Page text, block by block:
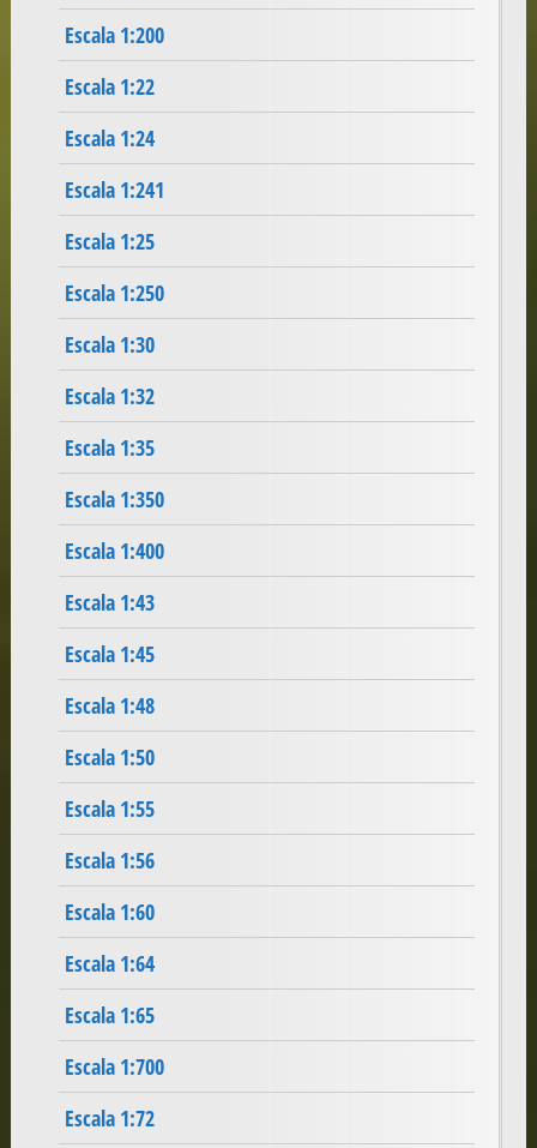
Escala 1:200
Escala 1:22
Escala 1:24
Escala 1:241
Escala 1:25
Escala 1:250
Escala 1:30
Escala 1:32
Escala 1:35
Escala 1:350
Escala 1:400
Escala 1:43
Escala 1:45
Escala 1:48
Escala 1:50
Escala 1:55
Escala 1:56
Escala 1:60
Escala 1:64
Escala 1:65
Escala 1:700
Escala 1:72